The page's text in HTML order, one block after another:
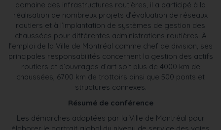
domaine des infrastructures routières, il a participé à la
réalisation de nombreux projets d’évaluation de réseaux
routiers et à l’implantation de systèmes de gestion des
chaussées pour différentes administrations routières. À
l’emploi de la Ville de Montréal comme chef de division, ses
principales responsabilités concernent la gestion des actifs
routiers et d’ouvrages d’art soit plus de 4000 km de
chaussées, 6700 km de trottoirs ainsi que 500 ponts et
structures connexes.
Résumé de conférence
Les démarches adoptées par la Ville de Montréal pour